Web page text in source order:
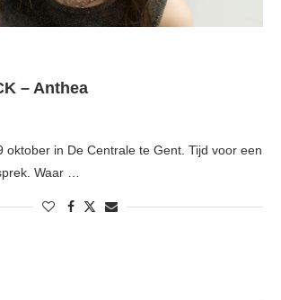
– Anthea
oktober in De Centrale te Gent. Tijd voor een
Waar …